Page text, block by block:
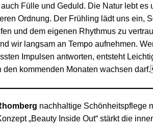
Fülle und Geduld. Die Natur lebt es
Ordnung. Der Frühling lädt uns ein,
und dem eigenen Rhythmus zu
wir langsam an Tempo aufnehmen.
Impulsen antworten, entsteht
den kommenden Monaten wachsen
nachhaltige Schönheitspflege
„Beauty Inside Out“ stärkt die